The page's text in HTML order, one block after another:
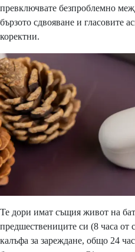
превключвате безпроблемно
бързото сдвояване и гласовите
коректни.
Те дори имат същия живот на
предшествениците си (8 часа от
калъфа за зареждане, общо 24